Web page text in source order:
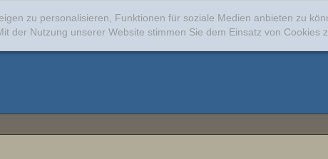
zu personalisieren, Funktionen für soziale Medien anbieten zu
der Nutzung unserer Website stimmen Sie dem Einsatz von Cookies